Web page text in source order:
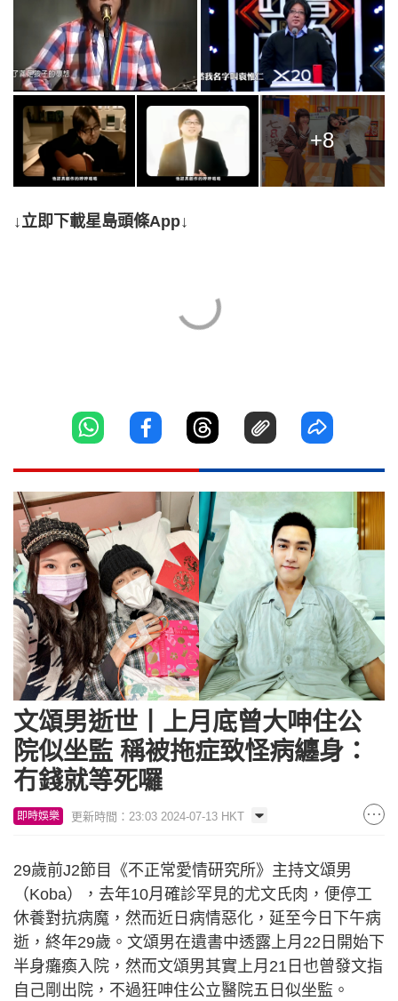
+8
↓立即下載星島頭條App↓
文頌男逝世丨上月底曾大呻住公
院似坐監 稱被拖症致怪病纏身：
冇錢就等死囉
即時娛樂 更新時間：23:03 2024-07-13 HKT
29歲前J2節目《不正常愛情研究所》主持文頌男
（Koba），去年10月確診罕見的尤文氏肉，便停工
休養對抗病魔，然而近日病情惡化，延至今日下午病
逝，終年29歲。文頌男在遺書中透露上月22日開始下
半身癱瘓入院，然而文頌男其實上月21日也曾發文指
自己剛出院，不過狂呻住公立醫院五日似坐監。